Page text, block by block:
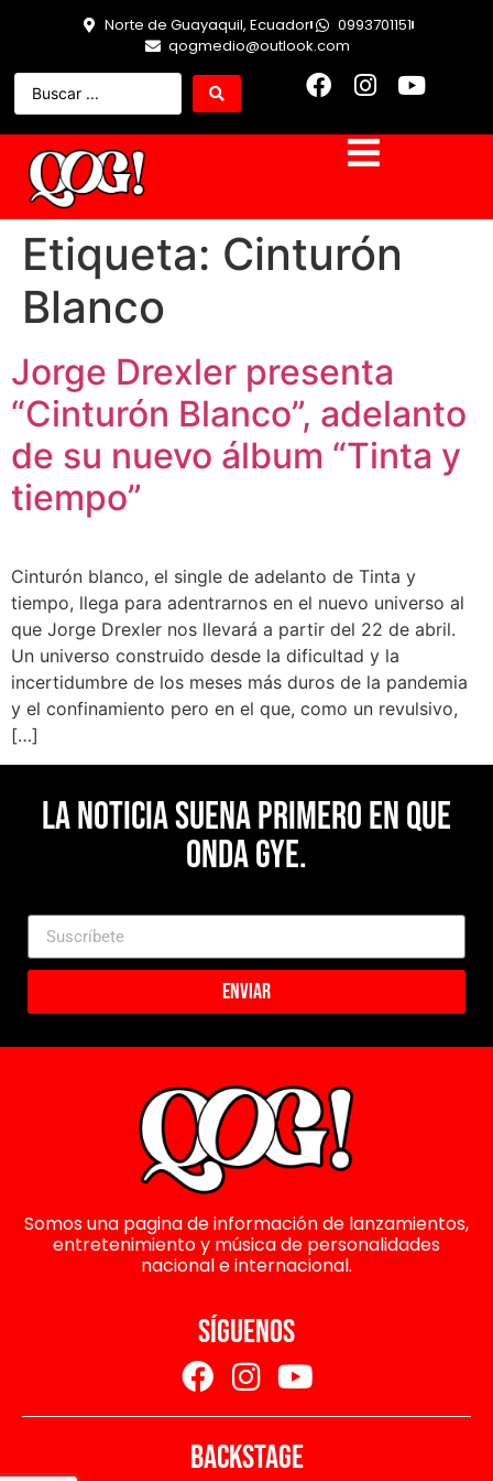
Norte de Guayaquil, Ecuador
0993701151
qogmedio@outlook.com
Etiqueta: Cinturón
Blanco
Jorge Drexler presenta
“Cinturón Blanco”, adelanto
de su nuevo álbum “Tinta y
tiempo”
Cinturón blanco, el single de adelanto de Tinta y
tiempo, llega para adentrarnos en el nuevo universo al
que Jorge Drexler nos llevará a partir del 22 de abril.
Un universo construido desde la dificultad y la
incertidumbre de los meses más duros de la pandemia
y el confinamiento pero en el que, como un revulsivo,
[…]
La noticia suena primero en Que
Onda Gye.
Enviar
Somos una pagina de información de lanzamientos,
entretenimiento y música de personalidades
nacional e internacional.
SÍGUENOS
BACKSTAGE